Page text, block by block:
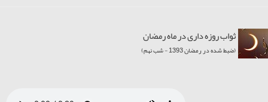
ثواب روزه داری در ماه رمضان
(ضبط شده در رمضان 1393 - شب نهم)